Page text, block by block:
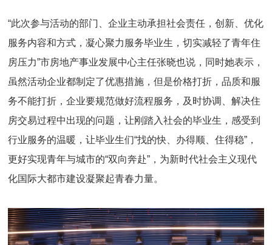
“此次参与活动的部门、企业主动承担社会责任，创新、优化
服务内容和方式，凝心聚力服务毕业生，切实减轻了青年住
房压力”市房地产事业发展中心主任张晓也说，同时她表示，
虽然活动企业都制定了优惠措施，但是价格打折，品质和服
务不能打折，企业要规范做好流程服务，及时协调、解决住
房交易过程中出现的问题，让刚踏入社会的毕业生，感受到
行业服务的温暖，让毕业生们“找的快、办得顺、住得稳”，
更好实现青年与城市的“双向奔赴”，为新时代社会主义现代
化国际大都市建设凝聚起青春力量。